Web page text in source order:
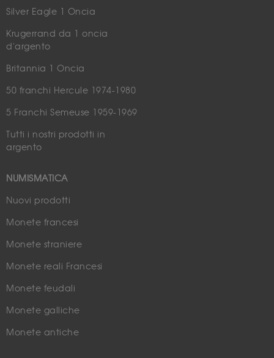
Silver Eagle 1 Oncia
Krugerrand da 1 oncia
d'argento
Britannia 1 Oncia
50 franchi Hercule 1974-1980
5 Franchi Semeuse 1959-1969
Tutti i nostri prodotti in
argento
NUMISMATICA
Nuovi prodotti
Monete francesi
Monete straniere
Monete reali Francesi
Monete feudali
Monete galliche
Monete antiche